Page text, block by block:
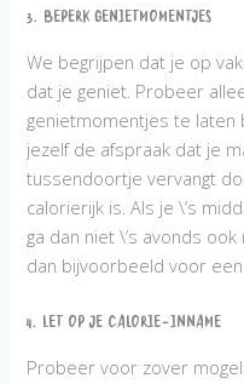
3. Beperk genietmomentjes
We begrijpen dat je op
dat je geniet. Probeer
genietmomentjes te laten
jezelf de afspraak dat je
tussendoortje vervangt
calorierijk is. Als je \’s
ga dan niet \’s avonds
dan bijvoorbeeld voor
4. Let op je calorie-inname
Probeer voor zover